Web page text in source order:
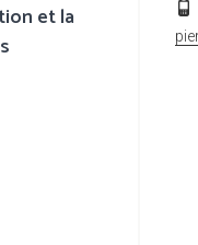
et la